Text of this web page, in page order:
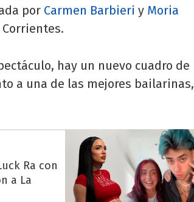
por Carmen Barbieri y Moria
hay un nuevo cuadro de
a una de las mejores bailarinas,
Ra con
a La